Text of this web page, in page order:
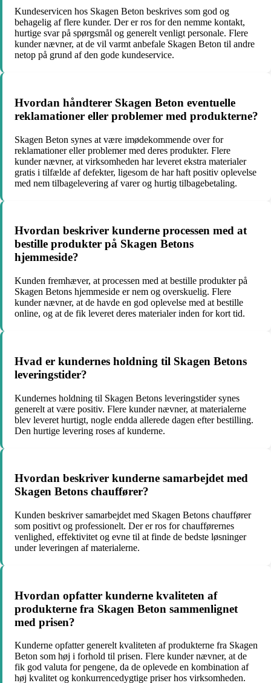
Kundeservicen hos Skagen Beton beskrives som god og
behagelig af flere kunder. Der er ros for den nemme kontakt,
hurtige svar på spørgsmål og generelt venligt personale. Flere
kunder nævner, at de vil varmt anbefale Skagen Beton til andre
netop på grund af den gode kundeservice.
Hvordan håndterer Skagen Beton eventuelle
reklamationer eller problemer med produkterne?
Skagen Beton synes at være imødekommende over for
reklamationer eller problemer med deres produkter. Flere
kunder nævner, at virksomheden har leveret ekstra materialer
gratis i tilfælde af defekter, ligesom de har haft positiv oplevelse
med nem tilbagelevering af varer og hurtig tilbagebetaling.
Hvordan beskriver kunderne processen med at
bestille produkter på Skagen Betons
hjemmeside?
Kunden fremhæver, at processen med at bestille produkter på
Skagen Betons hjemmeside er nem og overskuelig. Flere
kunder nævner, at de havde en god oplevelse med at bestille
online, og at de fik leveret deres materialer inden for kort tid.
Hvad er kundernes holdning til Skagen Betons
leveringstider?
Kundernes holdning til Skagen Betons leveringstider synes
generelt at være positiv. Flere kunder nævner, at materialerne
blev leveret hurtigt, nogle endda allerede dagen efter bestilling.
Den hurtige levering roses af kunderne.
Hvordan beskriver kunderne samarbejdet med
Skagen Betons chauffører?
Kunden beskriver samarbejdet med Skagen Betons chauffører
som positivt og professionelt. Der er ros for chaufførernes
venlighed, effektivitet og evne til at finde de bedste løsninger
under leveringen af materialerne.
Hvordan opfatter kunderne kvaliteten af
produkterne fra Skagen Beton sammenlignet
med prisen?
Kunderne opfatter generelt kvaliteten af produkterne fra Skagen
Beton som høj i forhold til prisen. Flere kunder nævner, at de
fik god valuta for pengene, da de oplevede en kombination af
høj kvalitet og konkurrencedygtige priser hos virksomheden.